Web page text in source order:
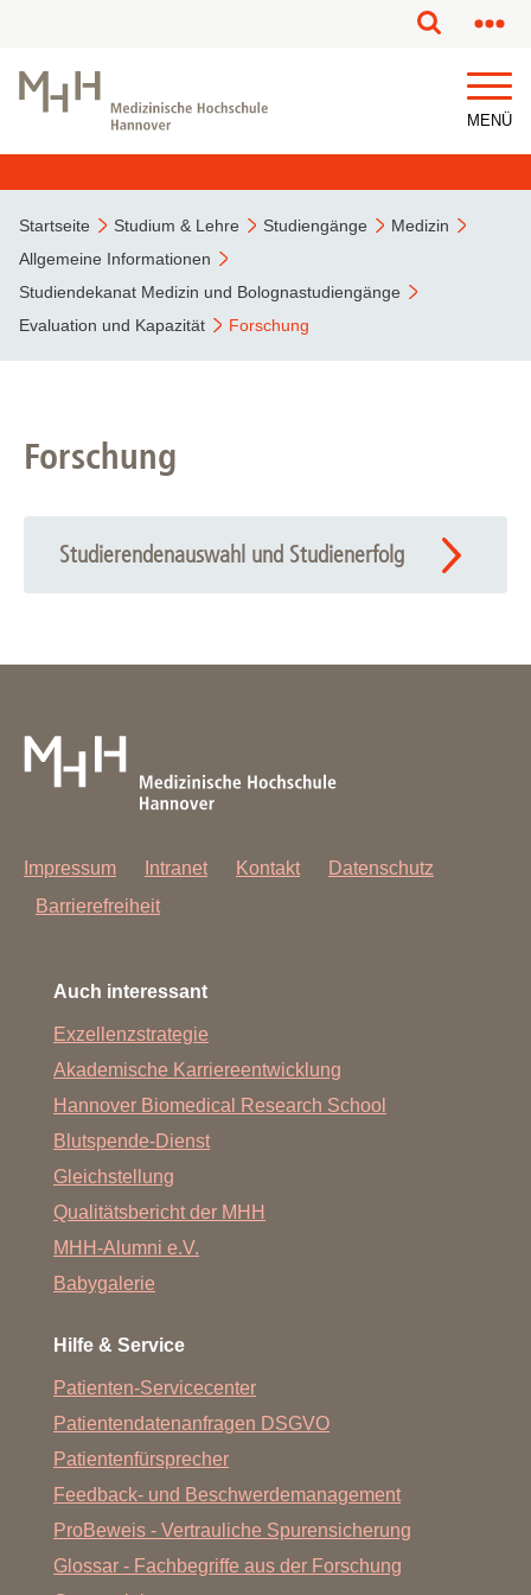
MENÜ
Startseite Studium & Lehre Studiengänge
Medizin
Allgemeine Informationen
Studiendekanat Medizin und Bolognastudiengänge
Evaluation und Kapazität
Forschung
Forschung
Studierendenauswahl und Studienerfolg
Impressum Intranet Kontakt
Datenschutz
Barrierefreiheit
Auch interessant
Exzellenzstrategie
Akademische Karriereentwicklung
Hannover Biomedical Research School
Blutspende-Dienst
Gleichstellung
Qualitätsbericht der MHH
MHH-Alumni e.V.
Babygalerie
Hilfe & Service
Patienten-Servicecenter
Patientendatenanfragen DSGVO
Patientenfürsprecher
Feedback- und Beschwerdemanagement
ProBeweis - Vertrauliche Spurensicherung
Glossar - Fachbegriffe aus der Forschung